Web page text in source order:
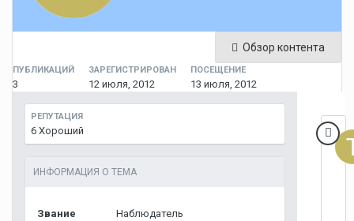
Обзор контента
ПУБЛИКАЦИЙ
3
ЗАРЕГИСТРИРОВАН
12 июля, 2012
ПОСЕЩЕНИЕ
13 июля, 2012
РЕПУТАЦИЯ
6 Хороший
ИНФОРМАЦИЯ О TEMA
Звание Наблюдатель